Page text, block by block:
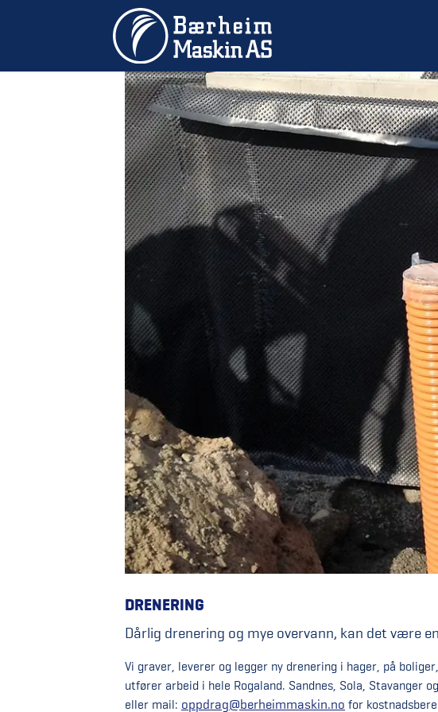
DRENERING
Dårlig drenering og mye overvann, kan det være
Vi graver, leverer og legger ny drenering i hager, på
utfører arbeid i hele Rogaland. Sandnes, Sola, Stavanger
eller mail: oppdrag@berheimmaskin.no for